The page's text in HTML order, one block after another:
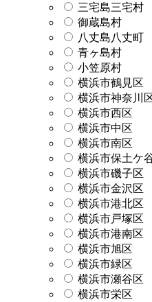
三宅島三宅村
御蔵島村
八丈島八丈町
青ヶ島村
小笠原村
横浜市鶴見区
横浜市神奈川
横浜市西区
横浜市中区
横浜市南区
横浜市保土ケ
横浜市磯子区
横浜市金沢区
横浜市港北区
横浜市戸塚区
横浜市港南区
横浜市旭区
横浜市緑区
横浜市瀬谷区
横浜市栄区